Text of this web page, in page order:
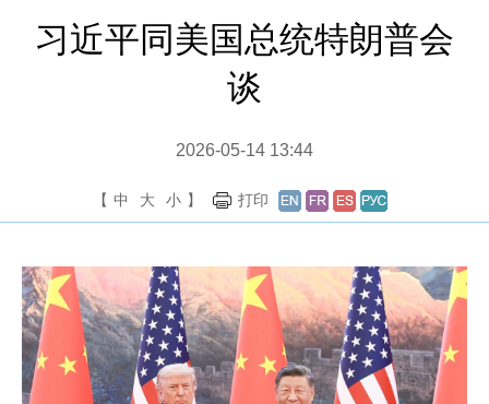
习近平同美国总统特朗普会
谈
2026-05-14 13:44
【 中 大 小 】 打印